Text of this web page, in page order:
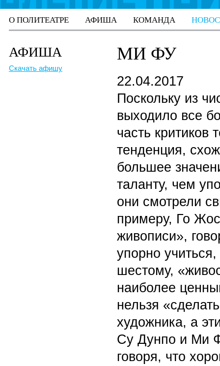
О ПОЛИТЕАТРЕ АФИША КОМАНДА
АФИША
Скачать афишу
МИ ФУ
22.04.2017
Поскольку из
выходило все
часть критиков
тенденция,
большее
таланту, чем
они смотрели
примеру, Го
живописи»,
упорно
шестому,
наиболее
нельзя
художника, а
Су Дунпо и Ми
говоря, что